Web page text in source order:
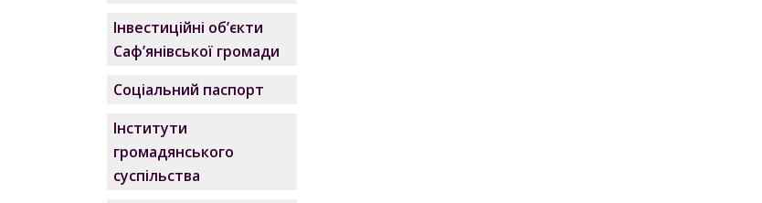
Інвестиційні об’єкти
Саф’янівської громади
Соціальний паспорт
Інститути
громадянського
суспільства